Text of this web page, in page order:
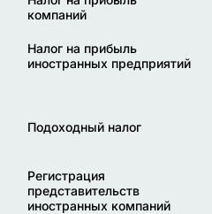
компаний
Налог на прибыль
иностранных предприятий
Подоходный налог
Регистрация
представительств
иностранных компаний